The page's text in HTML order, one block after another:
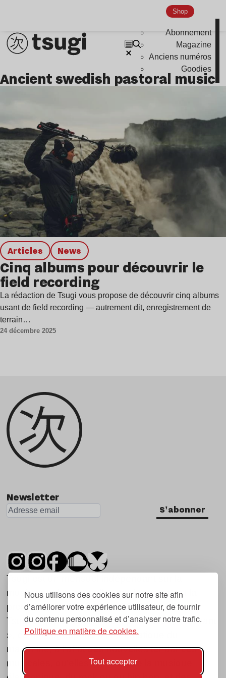
Nous utilisons des cookies sur notre site afin
d’améliorer votre expérience utilisateur, de fournir
du contenu personnalisé et d’analyser notre trafic.
Politique en matière de cookies.
Tout accepter
Shop
Abonnement
Magazine
Anciens numéros
Goodies
ancient swedish pastoral music
Articles news
Cinq albums pour découvrir le
field recording
La rédaction de Tsugi vous propose de découvrir cinq albums
usant de field recording — autrement dit, enregistrement de
terrain…
24 décembre 2025
Newsletter
S'abonner
Tsugi est un mensuel indépendant sur la
musique et les nouvelles tendances, dont la
première parution date de 2007.
Tsugi en japonais signifie « prochain », « suivant
», ce qui correspond à la thématique du
magazine, à l’affût des nouvelles tendances
musicales, qu’elles viennent de la musique